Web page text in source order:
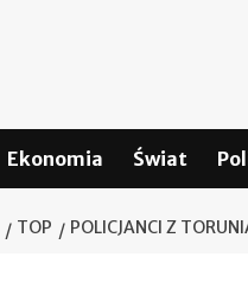
Ekonomia Świat
TOP POLICJANCI Z